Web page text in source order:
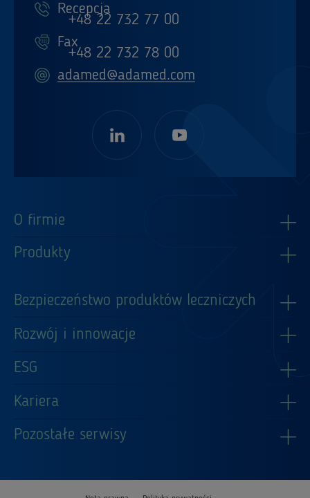
O firmie
Produkty
Bezpieczeństwo produktów leczniczych
Rozwój i innowacje
ESG
Kariera
Pozostałe serwisy
Recepcja
+48 22 732 77 00
Fax
+48 22 732 78 00
adamed@adamed.com